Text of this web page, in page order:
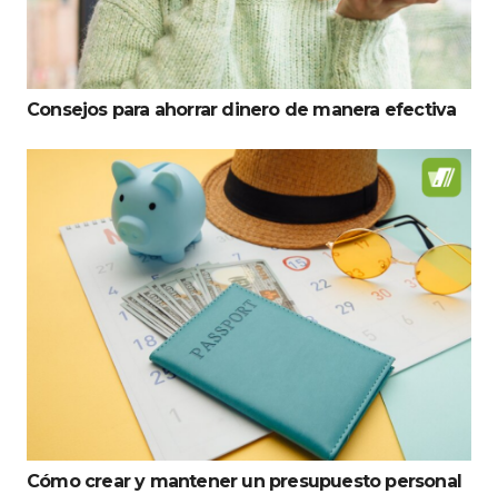
Consejos para ahorrar dinero de manera efectiva
Cómo crear y mantener un presupuesto personal